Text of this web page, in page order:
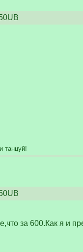
танцуй!
за 600.Как я и